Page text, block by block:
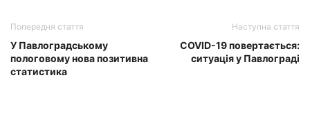
Попередня стаття
У Павлоградському
пологовому нова позитивна
статистика
Наступна стаття
COVID-19 повертається:
ситуація у Павлограді